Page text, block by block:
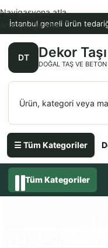
İstanbul geneli ürün
DT Dekor Taşı
DOĞAL TAŞ VE
☰ Tüm Kategoriler
Navigasyona atla
Ana içeriğe atla
Tüm Kategoriler